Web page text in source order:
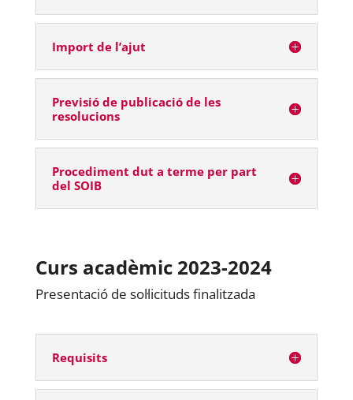
Import de l’ajut
Previsió de publicació de les
resolucions
Procediment dut a terme per part
del SOIB
Curs acadèmic 2023-2024
Presentació de sol·licituds finalitzada
Requisits